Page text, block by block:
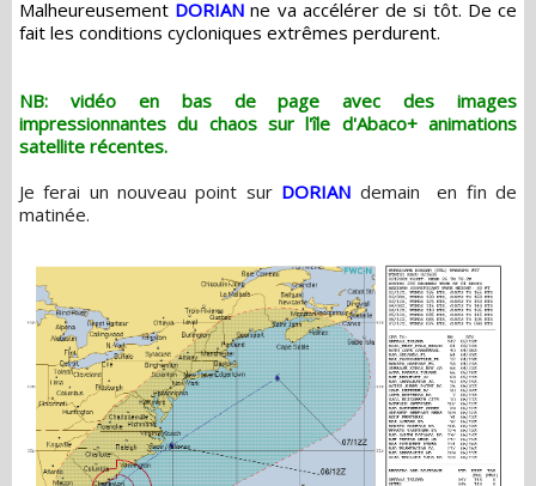
Malheureusement DORIAN ne va accélérer de si tôt. De ce
fait les conditions cycloniques extrêmes perdurent.
NB: vidéo en bas de page avec des images
impressionnantes du chaos sur l'île d'Abaco+ animations
satellite récentes.
Je ferai un nouveau point sur DORIAN demain en fin de
matinée.